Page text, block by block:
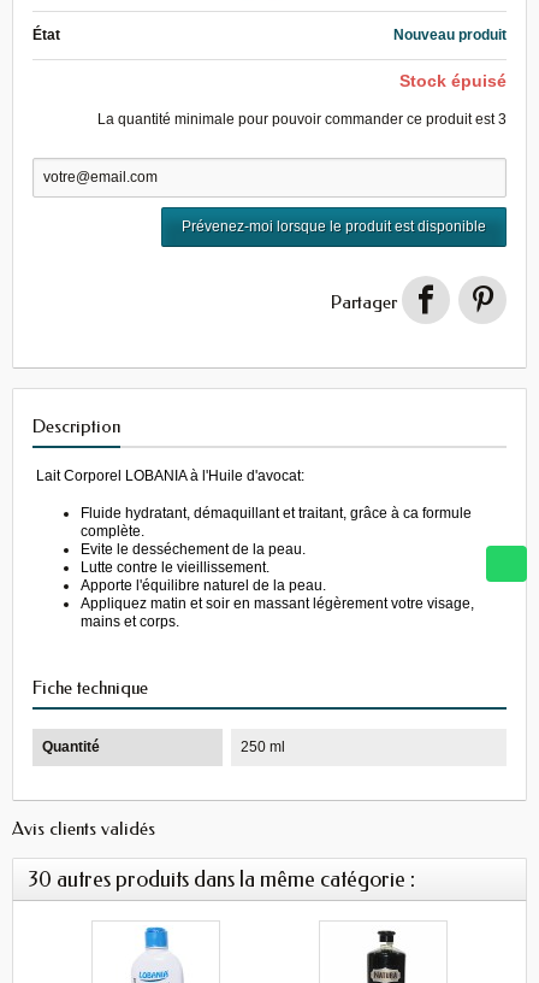
État Nouveau produit
Stock épuisé
La quantité minimale pour pouvoir commander ce produit est3
Prévenez-moi lorsque le produit est disponible
Partager
Description
Lait Corporel LOBANIA à l'Huile d'avocat:
Fluide hydratant, démaquillant et traitant, grâce à ca formule
complète.
Evite le desséchement de la peau.
Lutte contre le vieillissement.
Apporte l'équilibre naturel de la peau.
Appliquez matin et soir en massant légèrement votre visage,
mains et corps.
Fiche technique
Quantité 250 ml
Avis clients validés
30 autres produits dans la même catégorie :